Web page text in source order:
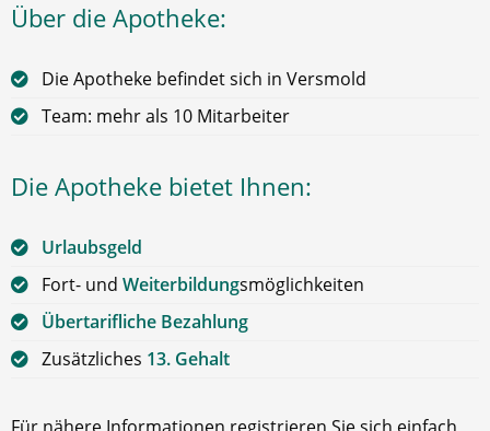
Über die Apotheke:
Die Apotheke befindet sich in Versmold
Team: mehr als 10 Mitarbeiter
Die Apotheke bietet Ihnen:
Urlaubsgeld
Fort- und Weiterbildungsmöglichkeiten
Übertarifliche Bezahlung
Zusätzliches 13. Gehalt